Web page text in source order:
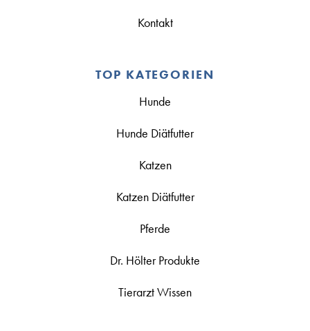
Kontakt
TOP KATEGORIEN
Hunde
Hunde Diätfutter
Katzen
Katzen Diätfutter
Pferde
Dr. Hölter Produkte
Tierarzt Wissen